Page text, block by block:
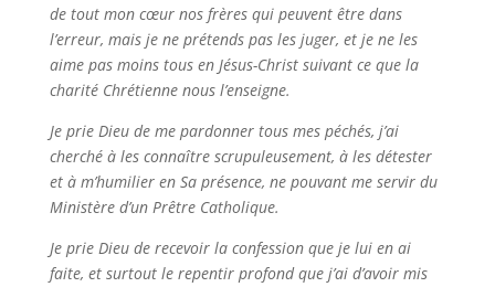
de tout mon cœur nos frères qui peuvent être dans
l’erreur, mais je ne prétends pas les juger, et je ne les
aime pas moins tous en Jésus-Christ suivant ce que la
charité Chrétienne nous l’enseigne.
Je prie Dieu de me pardonner tous mes péchés, j’ai
cherché à les connaître scrupuleusement, à les détester
et à m’humilier en Sa présence, ne pouvant me servir du
Ministère d’un Prêtre Catholique.
Je prie Dieu de recevoir la confession que je lui en ai
faite, et surtout le repentir profond que j’ai d’avoir mis